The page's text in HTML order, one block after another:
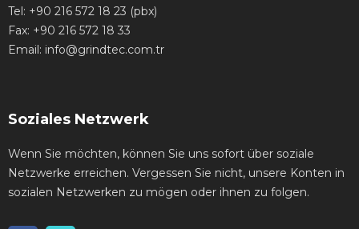
Tel: +90 216 572 18 23 (pbx)
Fax: +90 216 572 18 33
Email: info@grindtec.com.tr
Soziales Netzwerk
Wenn Sie möchten, können Sie uns sofort über soziale
Netzwerke erreichen. Vergessen Sie nicht, unsere Konten in
sozialen Netzwerken zu mögen oder ihnen zu folgen.